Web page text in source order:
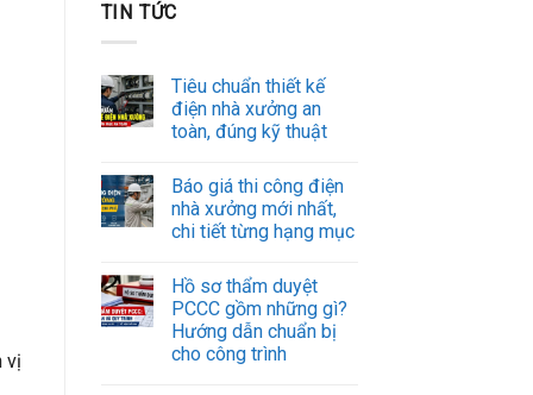
vị
TIN TỨC
Tiêu chuẩn thiết kế
điện nhà xưởng an
toàn, đúng kỹ thuật
Báo giá thi công điện
nhà xưởng mới nhất,
chi tiết từng hạng mục
Hồ sơ thẩm duyệt
PCCC gồm những gì?
Hướng dẫn chuẩn bị
cho công trình